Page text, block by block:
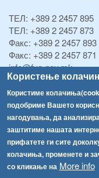
Користење
Користиме
подобриме Вашето
нагодувања, да
заштитиме нашата
прифатете ги сите
колачиња, променете и
со кликање на More info
ТЕЛ: +389 2 2457 895
ТЕЛ: +389 2 2457 873
Факс: +389 2 2457 893
Факс: +389 2 2457 871
info@fva.gov.mk
[АХВ-претходна
Соопштенија
Република Бугарија ги засили официјалните контроли при увоз на свежо овошје и зеленчук
Високите температури ризик од труење со храна, опасни се и за животните
Водата во Гостивар може да се користи како техничка, продолжува испораката на флаширана вода
Архива
Обрасци